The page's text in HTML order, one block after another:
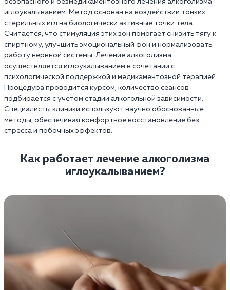
безопасного и безмедикаментозного лечения алкоголизма
иглоукалыванием. Метод основан на воздействии тонких
стерильных игл на биологически активные точки тела.
Считается, что стимуляция этих зон помогает снизить тягу к
спиртному, улучшить эмоциональный фон и нормализовать
работу нервной системы. Лечение алкоголизма
осуществляется иглоукалыванием в сочетании с
психологической поддержкой и медикаментозной терапией.
Процедура проводится курсом, количество сеансов
подбирается с учетом стадии алкогольной зависимости.
Специалисты клиники используют научно обоснованные
методы, обеспечивая комфортное восстановление без
стресса и побочных эффектов.
Как работает лечение алкоголизма
иглоукалыванием?